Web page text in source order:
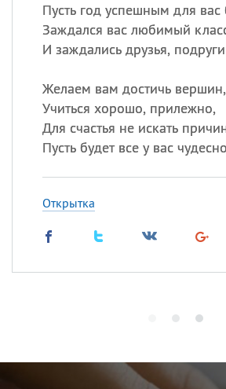
Пусть год успешным для вас
Заждался вас любимый
И заждались друзья,
Желаем вам достичь вершин,
Учиться хорошо, прилежно,
Для счастья не искать
Пусть будет все у вас
Открытка